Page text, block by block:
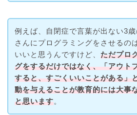
例えば、自閉症で言葉が出ない3
さんにプログラミングをさせるの
いいと思うんですけど、 ただプロ
グをするだけではなく、「アウト
すると、すごくいいことがある」
動を与えることが教育的には大事
と思います。